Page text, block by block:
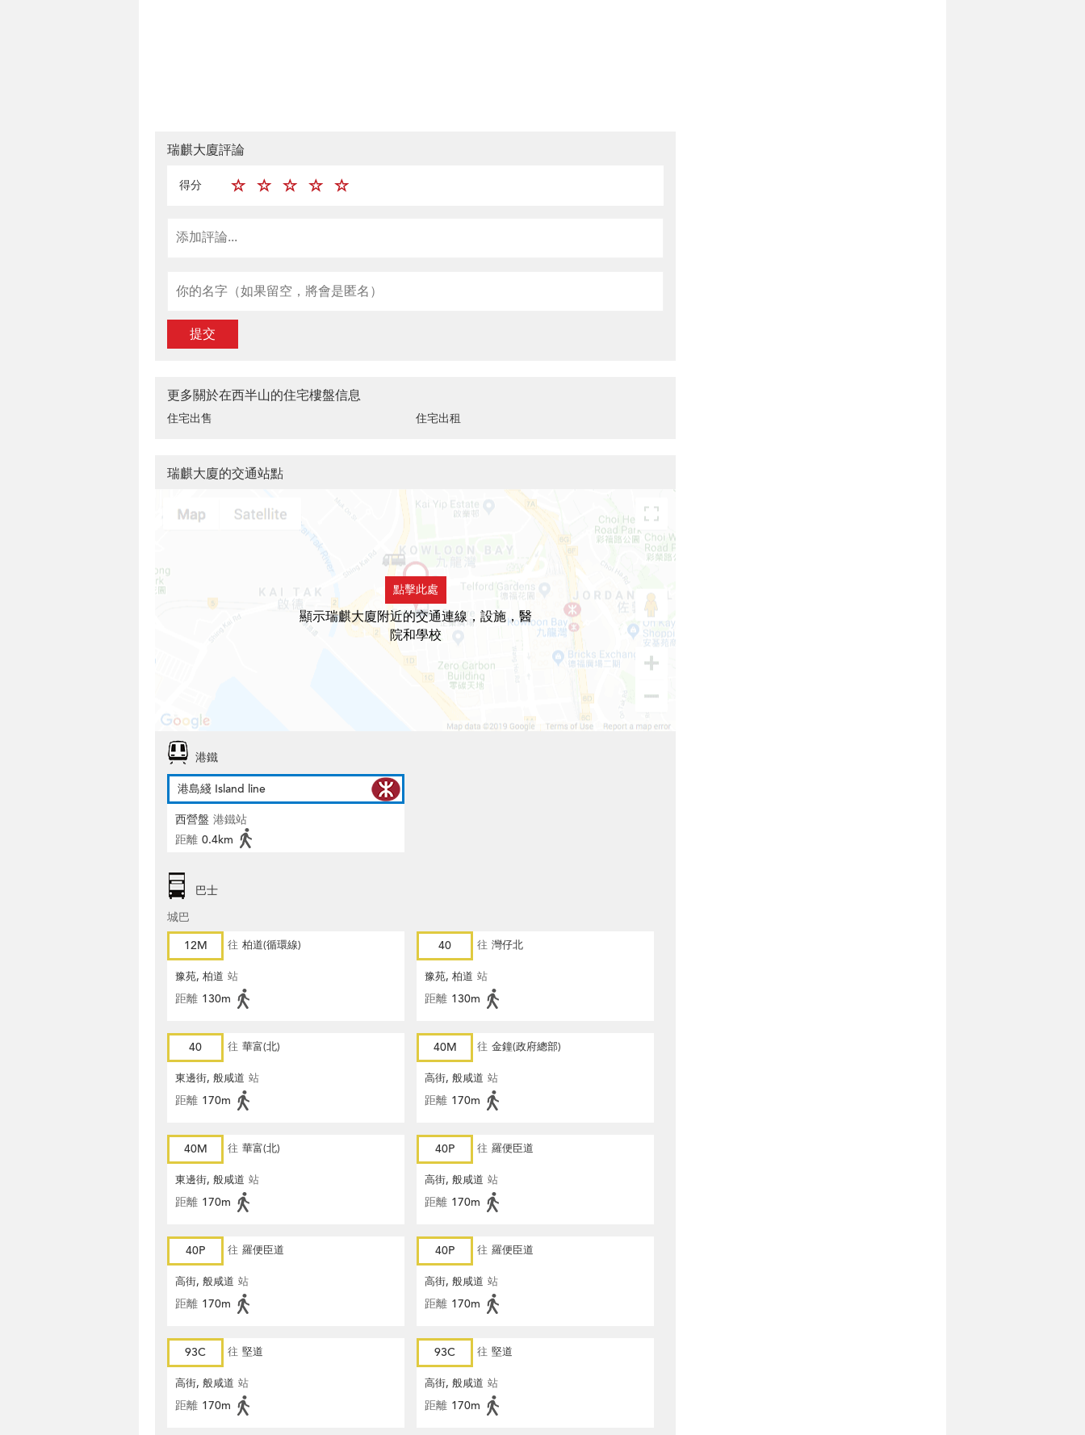
瑞麒大廈評論
得分
提交
更多關於在西半山的住宅樓盤信息
住宅出售 住宅出租
瑞麒大廈的交通站點
點擊此處
顯示瑞麒大廈附近的交通連線，設施，醫
院和學校
港鐵
港島綫 Island line
西營盤 港鐵站
距離 0.4km
巴士
城巴
12M
往 柏道(循環線)
豫苑, 柏道 站
距離 130m
40 往 灣仔北
豫苑, 柏道 站
距離 130m
40 往 華富(北)
東邊街, 般咸道 站
距離 170m
40M 往 金鐘(政府總部)
高街, 般咸道 站
距離 170m
40M 往 華富(北)
東邊街, 般咸道 站
距離 170m
40P 往 羅便臣道
高街, 般咸道 站
距離 170m
40P 往 羅便臣道
高街, 般咸道 站
距離 170m
40P 往 羅便臣道
高街, 般咸道 站
距離 170m
93C 往 堅道
高街, 般咸道 站
距離 170m
93C 往 堅道
高街, 般咸道 站
距離 170m